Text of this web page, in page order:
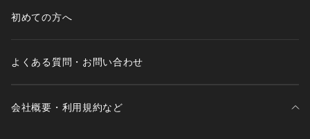
初めての方へ
よくある質問・お問い合わせ
会社概要・利用規約など